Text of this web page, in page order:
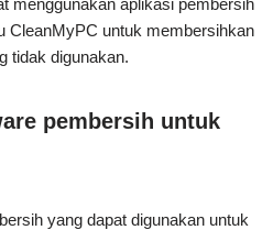
menggunakan aplikasi pembersih
CleanMyPC untuk membersihkan
tidak digunakan.
pembersih untuk
yang dapat digunakan untuk